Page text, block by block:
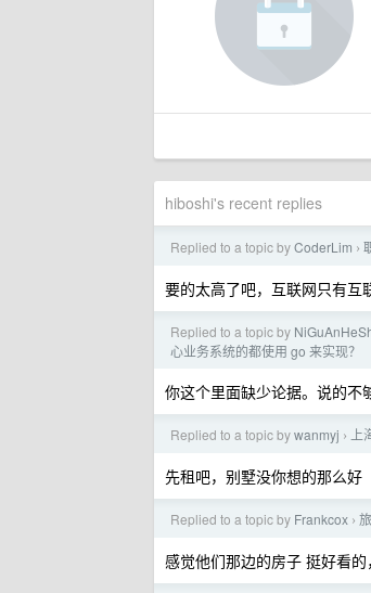
hiboshi's recent replies
Replied to a topic byCoderLim ›
要的太高了吧，互联网只有互
Replied to a topic by
心业务系统的都使用 go 来实现？
你这个里面缺少论据。说的不
Replied to a topic bywanmyj › 上
先租吧，别墅没你想的那么好
Replied to a topic by Frankcox ›
感觉他们那边的房子 挺好看的